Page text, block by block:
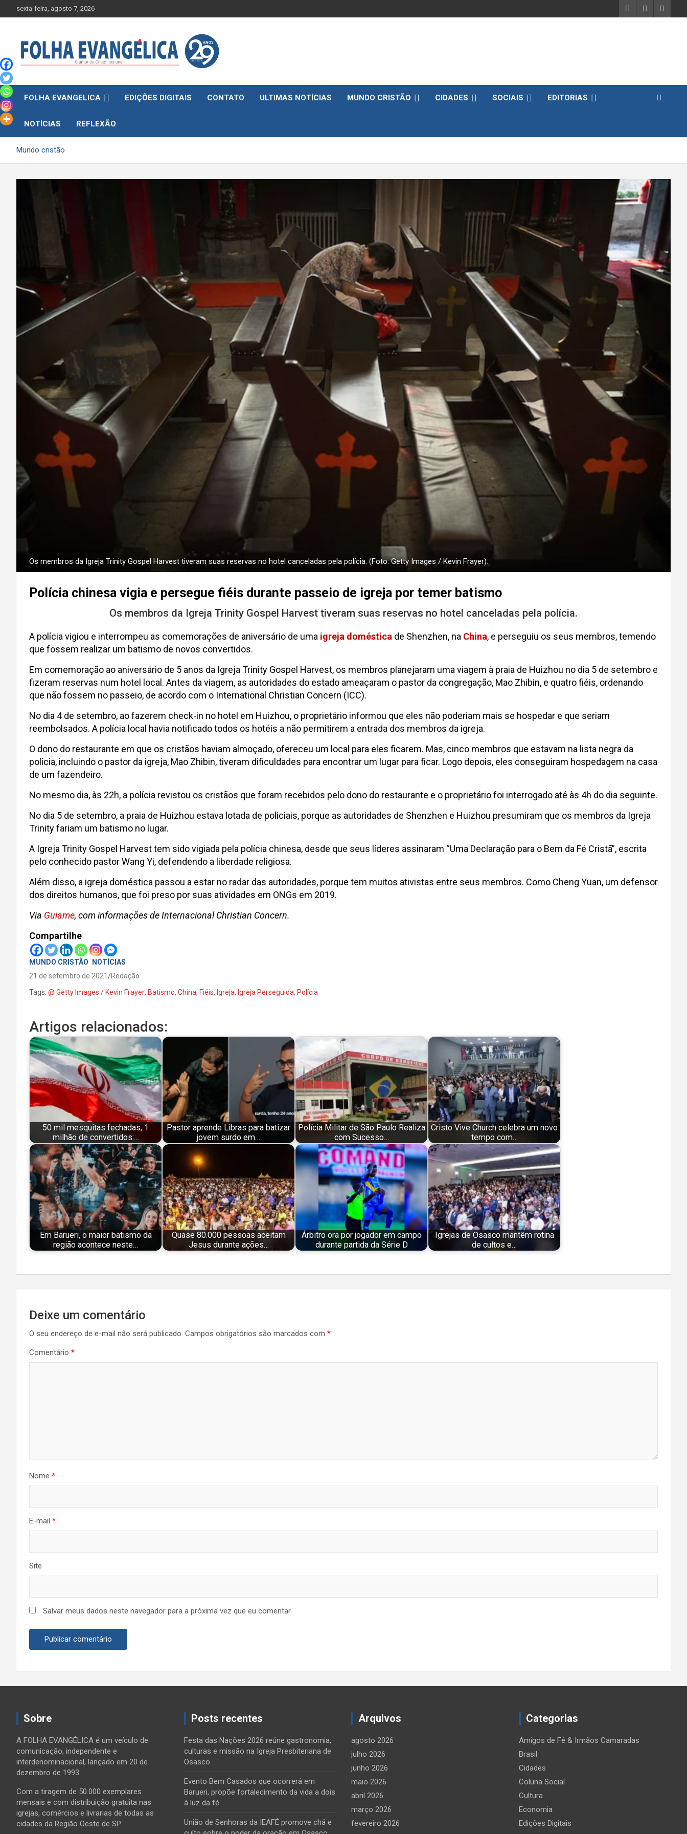
to
sexta-feira, agosto 7, 2026
FOLHA EVANGELICA EDIÇÕES DIGITAIS CONTATO ULTIMAS NOTÍCIAS MUNDO CRISTÃO CIDADES SOCIAIS EDITORIAS
NOTÍCIAS REFLEXÃO
Mundo cristão
Os membros da Igreja Trinity Gospel Harvest tiveram suas reservas no hotel canceladas pela polícia. (Foto: Getty Images / Kevin Frayer).
Polícia chinesa vigia e persegue fiéis durante passeio de igreja por temer batismo
Os membros da Igreja Trinity Gospel Harvest tiveram suas reservas no hotel canceladas pela polícia.
A polícia vigiou e interrompeu as comemorações de aniversário de uma igreja doméstica de Shenzhen, na China, e perseguiu os seus membros, temendo
que fossem realizar um batismo de novos convertidos.
Em comemoração ao aniversário de 5 anos da Igreja Trinity Gospel Harvest, os membros planejaram uma viagem à praia de Huizhou no dia 5 de setembro e
fizeram reservas num hotel local. Antes da viagem, as autoridades do estado ameaçaram o pastor da congregação, Mao Zhibin, e quatro fiéis, ordenando
que não fossem no passeio, de acordo com o International Christian Concern (ICC).
No dia 4 de setembro, ao fazerem check-in no hotel em Huizhou, o proprietário informou que eles não poderiam mais se hospedar e que seriam
reembolsados. A polícia local havia notificado todos os hotéis a não permitirem a entrada dos membros da igreja.
O dono do restaurante em que os cristãos haviam almoçado, ofereceu um local para eles ficarem. Mas, cinco membros que estavam na lista negra da
polícia, incluindo o pastor da igreja, Mao Zhibin, tiveram dificuldades para encontrar um lugar para ficar. Logo depois, eles conseguiram hospedagem na casa
de um fazendeiro.
No mesmo dia, às 22h, a polícia revistou os cristãos que foram recebidos pelo dono do restaurante e o proprietário foi interrogado até às 4h do dia seguinte.
No dia 5 de setembro, a praia de Huizhou estava lotada de policiais, porque as autoridades de Shenzhen e Huizhou presumiram que os membros da Igreja
Trinity fariam um batismo no lugar.
A Igreja Trinity Gospel Harvest tem sido vigiada pela polícia chinesa, desde que seus líderes assinaram “Uma Declaração para o Bem da Fé Cristã”, escrita
pelo conhecido pastor Wang Yi, defendendo a liberdade religiosa.
Além disso, a igreja doméstica passou a estar no radar das autoridades, porque tem muitos ativistas entre seus membros. Como Cheng Yuan, um defensor
dos direitos humanos, que foi preso por suas atividades em ONGs em 2019.
Via Guiame, com informações de Internacional Christian Concern.
Compartilhe
MUNDO CRISTÃO
NOTÍCIAS
21 de setembro de 2021
Redação
Tags: @ Getty Images / Kevin Frayer, Batismo, China, Fiéis, Igreja, Igreja Perseguida, Polícia
Artigos relacionados:
50 mil mesquitas fechadas, 1
milhão de convertidos:…
Pastor aprende Libras para batizar
jovem surdo em…
Polícia Militar de São Paulo Realiza
com Sucesso…
Cristo Vive Church celebra um novo
tempo com…
Em Barueri, o maior batismo da
região acontece neste…
Quase 80.000 pessoas aceitam
Jesus durante ações…
Árbitro ora por jogador em campo
durante partida da Série D
Igrejas de Osasco mantêm rotina
de cultos e…
de
Post
Deixe um comentário
O seu endereço de e-mail não será publicado. Campos obrigatórios são marcados com *
Comentário *
Nome *
E-mail *
Site
Salvar meus dados neste navegador para a próxima vez que eu comentar.
Sobre
A FOLHA EVANGÉLICA é um veículo de
comunicação, independente e
interdenominacional, lançado em 20 de
dezembro de 1993.
Com a tiragem de 50.000 exemplares
mensais e com distribuição gratuita nas
igrejas, comércios e livrarias de todas as
cidades da Região Oeste de SP.
Posts recentes
Festa das Nações 2026 reúne gastronomia,
culturas e missão na Igreja Presbiteriana de
Osasco
Evento Bem Casados que ocorrerá em
Barueri, propõe fortalecimento da vida a dois
à luz da fé
União de Senhoras da IEAFÉ promove chá e
Arquivos
agosto 2026
julho 2026
junho 2026
maio 2026
abril 2026
março 2026
fevereiro 2026
Categorias
Amigos de Fé & Irmãos Camaradas
Brasil
Cidades
Coluna Social
Cultura
Economia
Edições Digitais